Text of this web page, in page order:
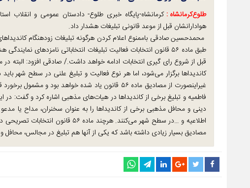
طلوع‌‌کرمانشاه : کرمانشاه-پایگاه خبری طلوع- دادستان عمومی و انقلاب
هوادارانشان قبل از موعد قانونی تبلیغات هشدار داد.
محمدحسین صادقی باممنوع اعلام کردن هرگونه تبلیغات زودهنگام
قبل از شروع رای گیری انتخابات ادامه خواهد داشت./ صادقی افزود:
کاندیداها برگزار می‌شود، اما هر نوع فعالیت و تبلیغ علنی در سطح شهر باید
غیراینصورت از مصادیق ماده ۵۶ قانون یاد شده خواهد
فاطمیه و تبلیغ برخی از کاندیداها در هیات‌های مذهبی اشاره کرد و گفت:
دینی و محافل مذهبی برخی از کاندیداها را به عنوان سخنران، مداح یا
اطلاعیه و …در سطح شهر می‌کنند. هرچند
مصادیق بسیار زیادی داشته باشد که یکی از آنها هم تبلیغ در مجالس،